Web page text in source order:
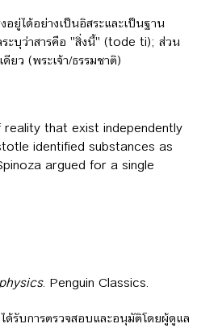
ยู่ได้อย่างเป็นอิสระและเป็นฐาน
ะบุว่าสารคือ "สิ่งนี้" (tode ti); ส่วน
ยว (พระเจ้า/ธรรมชาติ)
that exist independently
identified substances as
argued for a single
. Penguin Classics.
รับการตรวจสอบและอนุมัติโดยผู้ดูแล